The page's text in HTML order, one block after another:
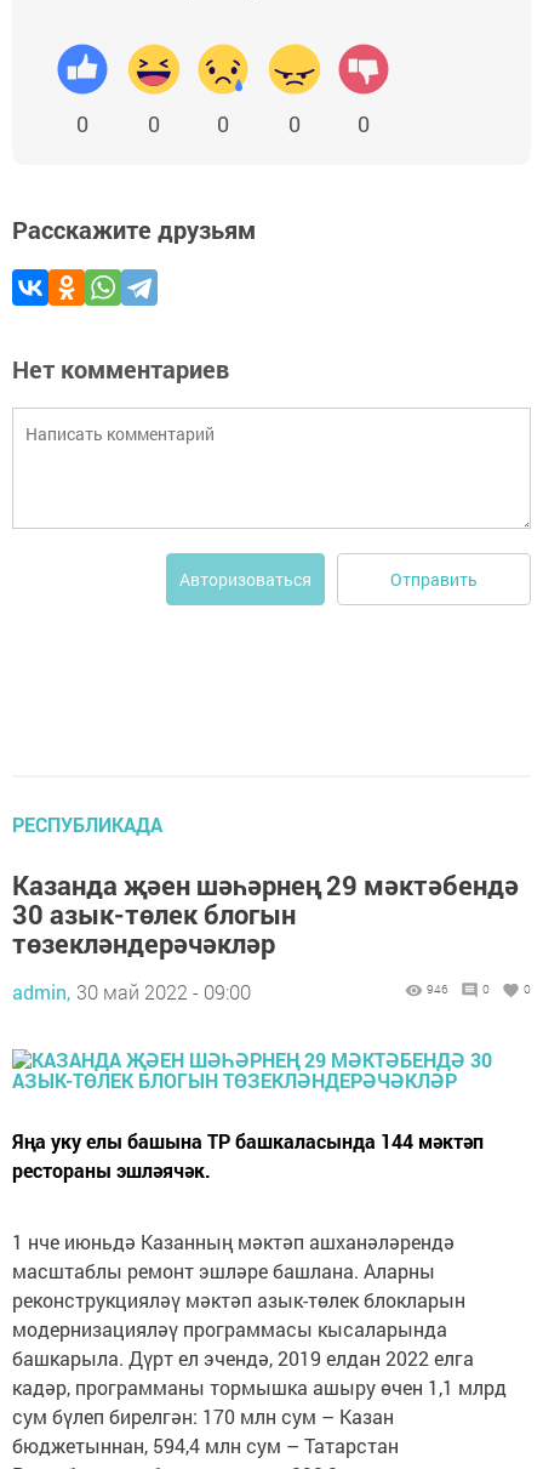
0 0 0 0 0
Расскажите друзьям
Нет комментариев
Авторизоваться Отправить
РЕСПУБЛИКАДА
Казанда җәен шәһәрнең 29 мәктәбендә
30 азык-төлек блогын
төзекләндерәчәкләр
admin, 30 май 2022 - 09:00 946 0 0
Яңа уку елы башына ТР башкаласында 144 мәктәп
рестораны эшләячәк.
1 нче июньдә Казанның мәктәп ашханәләрендә
масштаблы ремонт эшләре башлана. Аларны
реконструкцияләү мәктәп азык-төлек блокларын
модернизацияләү программасы кысаларында
башкарыла. Дүрт ел эчендә, 2019 елдан 2022 елга
кадәр, программаны тормышка ашыру өчен 1,1 млрд
сум бүлеп бирелгән: 170 млн сум – Казан
бюджетыннан, 594,4 млн сум – Татарстан